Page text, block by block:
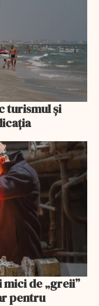
turismul și
de „greii”
pentru